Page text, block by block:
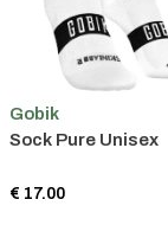
Gobik
Sock Pure Unisex
€ 17.00